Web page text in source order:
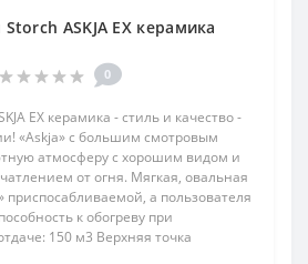
ASKJA EX керамика
0
EX керамика - стиль и качество -
«Askja» с большим смотровым
атмосферу с хорошим видом и
от огня. Мягкая, овальная
приспосабливаемой, а пользователя
к обогреву при
150 м3 Верхняя точка